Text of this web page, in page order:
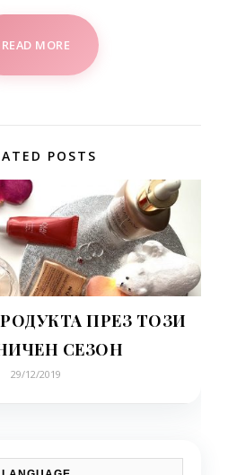
READ MORE
POSTS
ПРЕЗ ТОЗИ
СЕЗОН
29/12/2019